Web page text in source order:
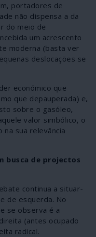
portadores de
não dispensa a da
do meio de
um acrescento
moderna (basta ver
deslocações se
económico que
que depauperada) e,
sobre o gasóleo,
valor simbólico, o
na sua relevância
busca de projectos
continua a situar-
de esquerda. No
se observa é a
(antes ocupado
radical.